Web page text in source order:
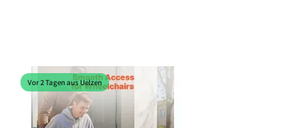
Vor 2 Tagen aus Uelzen